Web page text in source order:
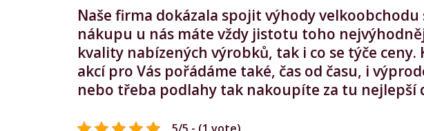
Naše firma dokázala spojit výhody
nákupu u nás máte vždy jistotu toho
kvality nabízených výrobků, tak i co se týče ceny.
akcí pro Vás pořádáme také, čas od času, i
nebo třeba podlahy tak nakoupíte za tu nejlepší